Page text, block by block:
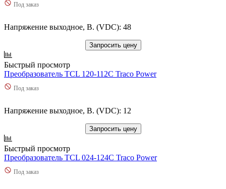
Под заказ
Напряжение выходное, В. (VDC): 48
Запросить цену
Быстрый просмотр
Преобразователь TCL 120-112C Traco Power
Под заказ
Напряжение выходное, В. (VDC): 12
Запросить цену
Быстрый просмотр
Преобразователь TCL 024-124C Traco Power
Под заказ